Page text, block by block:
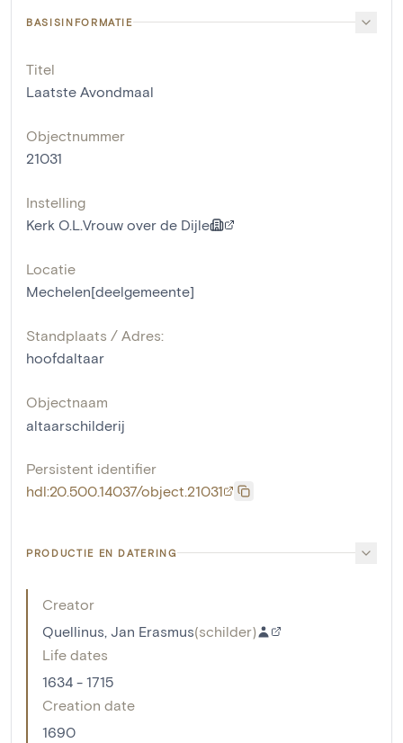
BASISINFORMATIE
Titel
Laatste Avondmaal
Objectnummer
21031
Instelling
Kerk O.L.Vrouw over de Dijle
Locatie
Mechelen[deelgemeente]
Standplaats / Adres:
hoofdaltaar
Objectnaam
altaarschilderij
Persistent identifier
hdl:20.500.14037/object.21031
PRODUCTIE EN DATERING
Creator
Quellinus, Jan Erasmus(schilder)
Life dates
1634 - 1715
Creation date
1690